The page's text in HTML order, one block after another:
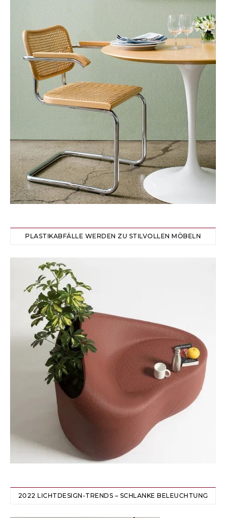
PLASTIKABFÄLLE WERDEN ZU STILVOLLEN MÖBELN
2022 LICHTDESIGN-TRENDS – SCHLANKE BELEUCHTUNG